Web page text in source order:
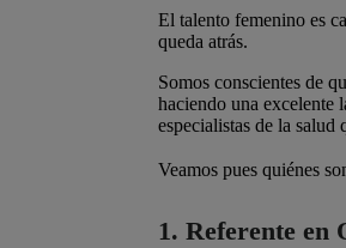
El talento femenino es
queda atrás.
Somos conscientes de
haciendo una excelente
especialistas de la
Veamos pues quiénes
1. Referente en